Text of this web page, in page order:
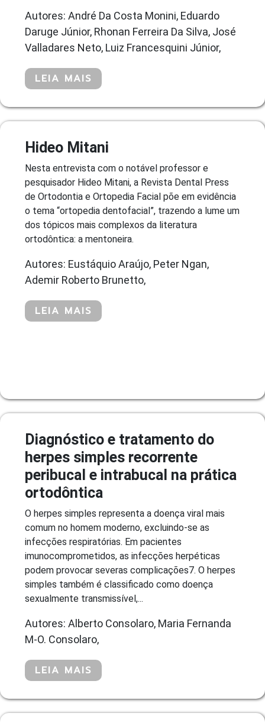
Autores: André Da Costa Monini, Eduardo
Daruge Júnior, Rhonan Ferreira Da Silva, José
Valladares Neto, Luiz Francesquini Júnior,
LEIA MAIS
Hideo Mitani
Nesta entrevista com o notável professor e
pesquisador Hideo Mitani, a Revista Dental Press
de Ortodontia e Ortopedia Facial põe em evidência
o tema “ortopedia dentofacial”, trazendo a lume um
dos tópicos mais complexos da literatura
ortodôntica: a mentoneira.
Autores: Eustáquio Araújo, Peter Ngan,
Ademir Roberto Brunetto,
LEIA MAIS
Diagnóstico e tratamento do
herpes simples recorrente
peribucal e intrabucal na prática
ortodôntica
O herpes simples representa a doença viral mais
comum no homem moderno, excluindo-se as
infecções respiratórias. Em pacientes
imunocomprometidos, as infecções herpéticas
podem provocar severas complicações7. O herpes
simples também é classificado como doença
sexualmente transmissível,...
Autores: Alberto Consolaro, Maria Fernanda
M-O. Consolaro,
LEIA MAIS